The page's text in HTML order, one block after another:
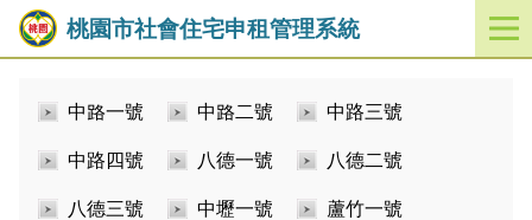
桃園市社會住宅申租管理系統
開
啟
中路一號 中路二號 中路三號
中路四號 八德一號 八德二號
八德三號 中壢一號 蘆竹一號